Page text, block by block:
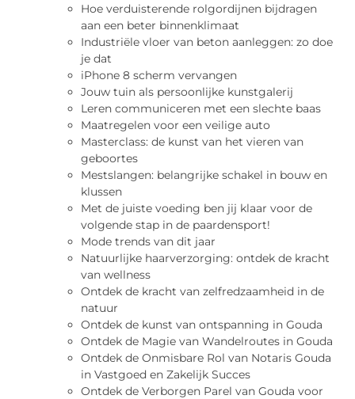
Hoe verduisterende rolgordijnen bijdragen
aan een beter binnenklimaat
Industriële vloer van beton aanleggen: zo doe
je dat
iPhone 8 scherm vervangen
Jouw tuin als persoonlijke kunstgalerij
Leren communiceren met een slechte baas
Maatregelen voor een veilige auto
Masterclass: de kunst van het vieren van
geboortes
Mestslangen: belangrijke schakel in bouw en
klussen
Met de juiste voeding ben jij klaar voor de
volgende stap in de paardensport!
Mode trends van dit jaar
Natuurlijke haarverzorging: ontdek de kracht
van wellness
Ontdek de kracht van zelfredzaamheid in de
natuur
Ontdek de kunst van ontspanning in Gouda
Ontdek de Magie van Wandelroutes in Gouda
Ontdek de Onmisbare Rol van Notaris Gouda
in Vastgoed en Zakelijk Succes
Ontdek de Verborgen Parel van Gouda voor